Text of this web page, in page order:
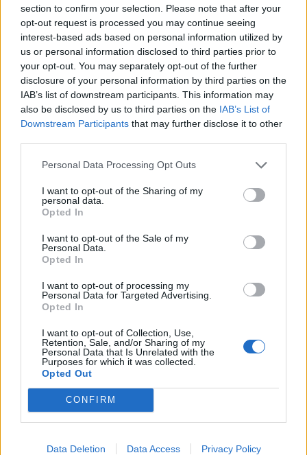
section to confirm your selection. Please note that after your
opt-out request is processed you may continue seeing
interest-based ads based on personal information utilized by
us or personal information disclosed to third parties prior to
your opt-out. You may separately opt-out of the further
disclosure of your personal information by third parties on the
IAB’s list of downstream participants. This information may
also be disclosed by us to third parties on the IAB’s List of
Downstream Participants that may further disclose it to other
Personal Data Processing Opt Outs
I want to opt-out of the Sharing of my
personal data.
Opted In
I want to opt-out of the Sale of my
Personal Data.
Opted In
I want to opt-out of processing my
Personal Data for Targeted Advertising.
Opted In
I want to opt-out of Collection, Use,
Retention, Sale, and/or Sharing of my
Personal Data that Is Unrelated with the
Purposes for which it was collected.
Opted Out
CONFIRM
Data Deletion Data Access Privacy Policy
τα ιπποειδή μεταφέρονται στο Little Shelter σε
συνεργασία με την Κατρίνα Τσάνταλη στο ιδιωτικό
καταφύγιο που έχει εκεί και μας βοηθά και με ζώα
συντροφιάς και με αμνοερίφια, κατσικάκια,
προβατάκια και ιπποειδή, γαϊδουράκια κτλ. Από
την άποψη των πυρκαγιών είναι καλά, αλλά
υπάρχουν άλλα θέματα και ακολουθούνται άλλες
διαδικασίες. Δηλαδή βρήκαμε ιπποειδή στα
Μέγαρα, όχι σε καλή κατάσταση, σε χώρο ιδιώτη
δίπλα στις φωτιές, τα οποία ζώα δόθηκε εντολή από
την εισαγγελία να κατασχεθούν και να κινηθεί η
διαδικασία του αυτόφωρου για τον ιδιοκτήτη γιατί
κάποιο ήταν σκελετωμένο, ένα γαϊδουράκι που
βρήκαμε και έχει αρκετά προβλήματα υγείας είναι
και σε κατάσταση εγκυμοσύνης, τα προβλήματά του
όμως δεν έχουν σχέση με τις πυρκαγιές. Ζώα με
εγκαύματα σοβαρά δεν έχουμε»,
Δημοπούλου.